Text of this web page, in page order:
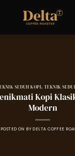
SEDUH KOPI, TEKNIK
Kopi
Modern
POSTED ON BY DELTA COFFEE